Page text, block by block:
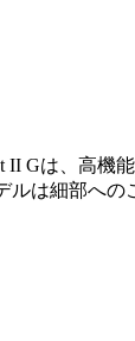
Gは、高機
は細部へ